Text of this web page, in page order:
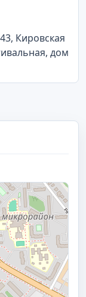
Кировская
дом